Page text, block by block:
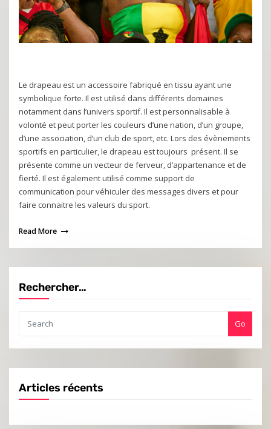
Le drapeau est un accessoire fabriqué en tissu ayant une
symbolique forte. Il est utilisé dans différents domaines
notamment dans l’univers sportif. Il est personnalisable à
volonté et peut porter les couleurs d’une nation, d’un groupe,
d’une association, d’un club de sport, etc. Lors des évènements
sportifs en particulier, le drapeau est toujours présent. Il se
présente comme un vecteur de ferveur, d’appartenance et de
fierté. Il est également utilisé comme support de
communication pour véhiculer des messages divers et pour
faire connaitre les valeurs du sport.
Read More
Rechercher…
Go
Articles récents